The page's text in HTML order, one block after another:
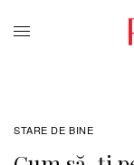
STARE DE BINE